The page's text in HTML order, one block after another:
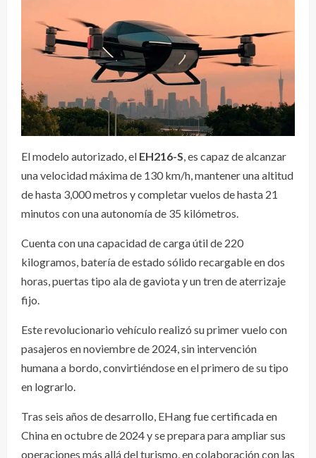
El modelo autorizado, el EH216-S, es capaz de alcanzar
una velocidad máxima de 130 km/h, mantener una altitud
de hasta 3,000 metros y completar vuelos de hasta 21
minutos con una autonomía de 35 kilómetros.
Cuenta con una capacidad de carga útil de 220
kilogramos, batería de estado sólido recargable en dos
horas, puertas tipo ala de gaviota y un tren de aterrizaje
fijo.
Este revolucionario vehículo realizó su primer vuelo con
pasajeros en noviembre de 2024, sin intervención
humana a bordo, convirtiéndose en el primero de su tipo
en lograrlo.
Tras seis años de desarrollo, EHang fue certificada en
China en octubre de 2024 y se prepara para ampliar sus
operaciones más allá del turismo, en colaboración con las